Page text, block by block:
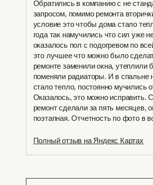
Полный отзыв на Яндекс Картах
Обратились в компанию с не
запросом, помимо ремонта
условие это чтобы дома стало
года так намучились что сил уже
оказалось пол с подогревом по
это лучшее что можно было
ремонте заменили окна, утеплили
поменяли радиаторы. И в спальне
стало тепло, постоянно мучились
Оказалось, это можно исправить.
ремонт сделали за пять месяцев,
поэтапная. Отчетность по фото в